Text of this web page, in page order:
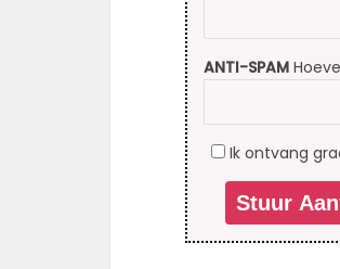
ANTI-SPAM
Ik ontvang